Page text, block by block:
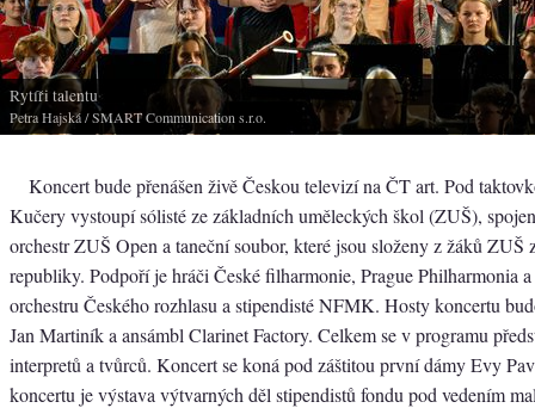
Rytíři talentu
Petra Hajská/ SMART Communication s.r.o.
Koncert bude přenášen živě Českou televizí na ČT art. Pod
Kučery vystoupí sólisté ze základních uměleckých škol (ZUŠ),
orchestr ZUŠ Open a taneční soubor, které jsou složeny z žáků ZUŠ
republiky. Podpoří je hráči České filharmonie, Prague Philharmonia
orchestru Českého rozhlasu a stipendisté NFMK. Hosty koncertu
Jan Martiník a ansámbl Clarinet Factory. Celkem se v programu
interpretů a tvůrců. Koncert se koná pod záštitou první dámy Evy
koncertu je výstava výtvarných děl stipendistů fondu pod vedením